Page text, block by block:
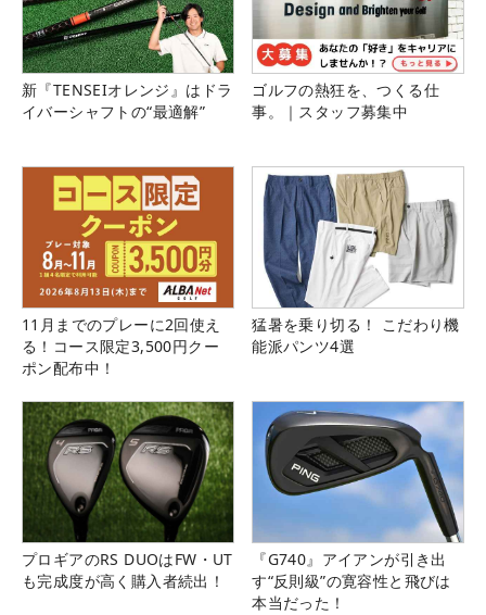
新『TENSEIオレンジ』はドラ
イバーシャフトの“最適解”
ゴルフの熱狂を、つくる仕
事。｜スタッフ募集中
11月までのプレーに2回使え
る！コース限定3,500円クー
ポン配布中！
猛暑を乗り切る！ こだわり機
能派パンツ4選
プロギアのRS DUOはFW・UT
も完成度が高く購入者続出！
『G740』アイアンが引き出
す“反則級”の寛容性と飛びは
本当だった！